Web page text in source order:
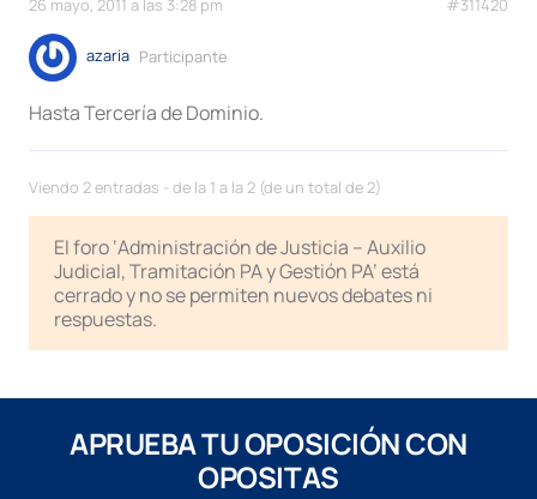
26 mayo, 2011 a las 3:28 pm #311420
azaria Participante
Hasta Tercería de Dominio.
Viendo 2 entradas - de la 1 a la 2 (de un total de 2)
El foro ‘Administración de Justicia – Auxilio
Judicial, Tramitación PA y Gestión PA’ está
cerrado y no se permiten nuevos debates ni
respuestas.
APRUEBA TU OPOSICIÓN CON
OPOSITAS